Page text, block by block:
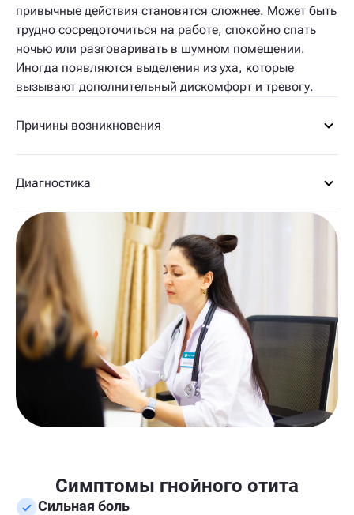
привычные действия становятся сложнее. Может быть
трудно сосредоточиться на работе, спокойно спать
ночью или разговаривать в шумном помещении.
Иногда появляются выделения из уха, которые
вызывают дополнительный дискомфорт и тревогу.
Причины возникновения
Диагностика
Симптомы гнойного отита
Сильная боль